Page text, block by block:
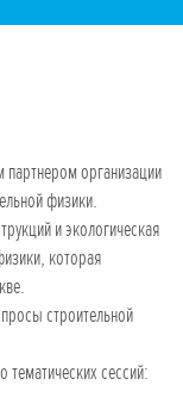
организации
физики.
и экологическая
которая
строительной
сессий: